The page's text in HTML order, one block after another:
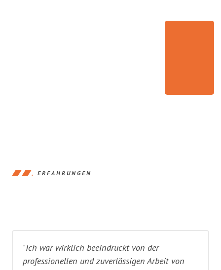
ERFAHRUNGEN
"Ich war wirklich beeindruckt von der
professionellen und zuverlässigen Arbeit von